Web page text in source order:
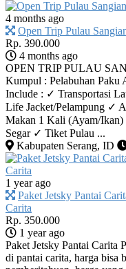
4 months ago
Open Trip Pulau
Rp. 390.000
4 months ago
OPEN TRIP PULAU
Kumpul : Pelabuhan
Include : ✓ Transportasi
Life Jacket/Pelampung ✓
Makan 1 Kali (Ayam/
Segar ✓ Tiket Pulau ...
Kabupaten Serang, ID
1 year ago
Paket Jetsky Pantai
Carita
Rp. 350.000
1 year ago
Paket Jetsky Pantai Carita
di pantai carita, harga bisa